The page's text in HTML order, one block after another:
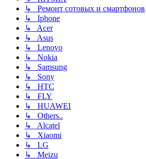
↳ Ремонт сотовых и смартфонов
↳ Iphone
↳ Acer
↳ Asus
↳ Lenovo
↳ Nokia
↳ Samsung
↳ Sony
↳ HTC
↳ FLY
↳ HUAWEI
↳ Others..
↳ Alcatel
↳ Xiaomi
↳ LG
↳ Meizu